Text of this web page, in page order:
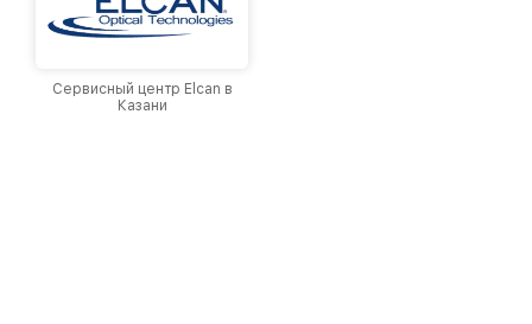
Сервисный центр Elcan в
Казани